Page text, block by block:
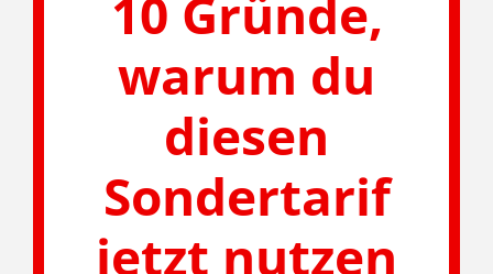
10 Gründe,
warum du
diesen
Sondertarif
jetzt nutzen